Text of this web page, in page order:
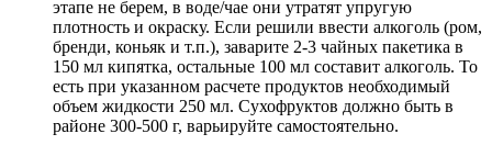
этапе не берем, в воде/чае они утратят упругую
плотность и окраску. Если решили ввести алкоголь (ром,
бренди, коньяк и т.п.), заварите 2-3 чайных пакетика в
150 мл кипятка, остальные 100 мл составит алкоголь. То
есть при указанном расчете продуктов необходимый
объем жидкости 250 мл. Сухофруктов должно быть в
районе 300-500 г, варьируйте самостоятельно.